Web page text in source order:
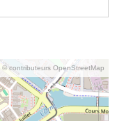
© contributeurs OpenStreetMap